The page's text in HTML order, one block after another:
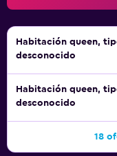
actividades de ocio y
abajo en las
posible que se
Habitación queen,
desconocido
Habitación queen,
desconocido
18